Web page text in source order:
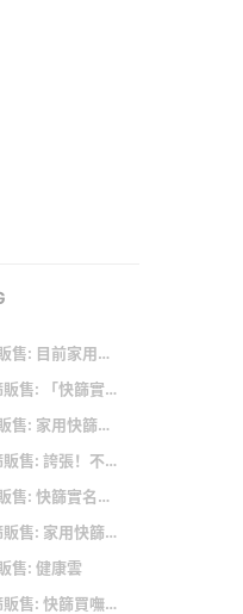
實名制快篩販售: 目前家用快篩有誰可以購買？購買上是否有限制？
實名制快篩販售: 「快篩實名制」哪個藥局還有貨？3大「家用快篩地圖」地點、庫存量，教你一鍵馬上查！
實名制快篩販售: 家用快篩試劑實名制：使用教學
實名制快篩販售: 誇張！不配合防疫還嘴硬 口罩甩店員臉上：我有的是錢！
實名制快篩販售: 快篩實名制9點開賣！購買規則QA一次看「今天身分證雙號先搶」
實名制快篩販售: 家用快篩試劑實名制4月28日上路，民眾可持健保卡購買；另5月1日起欲購買口罩實名制的民眾請至145家藥局購買
售: 健康雲
實名制快篩販售: 快篩買嘸藥局等不到貨 民眾嘆